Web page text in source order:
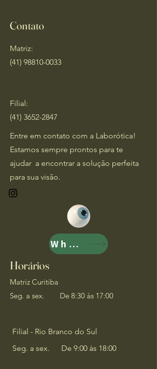
Contato
Matriz:
(41) 98810-0033
Filial:
(41) 3652-2847
Entre em contato com a Laborótica!
Estamos sempre prontos para te
ajudar a encontrar a solução perfeita
para sua visão.
Whats
Horários
Matriz Curitiba
Seg. a sex.
De 8:30 às 17:00
Filial - Rio Branco do Sul
Seg. a sex.
De 9:00 às 18:00